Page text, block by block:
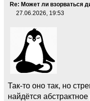
Re: Может ли взорваться
27.06.2026, 19:53
Так-то оно так, но
найдётся